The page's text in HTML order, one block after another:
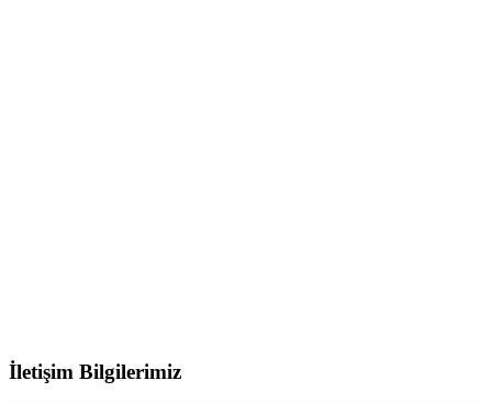
İletişim Bilgilerimiz